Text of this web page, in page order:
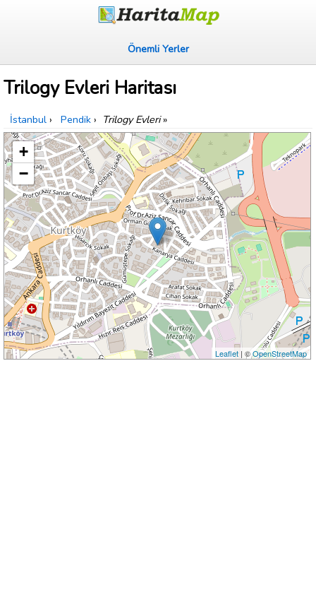
Önemli Yerler
Trilogy Evleri Haritası
İstanbul › Pendik › Trilogy Evleri»
+
−
Leaflet| ©OpenStreetMap